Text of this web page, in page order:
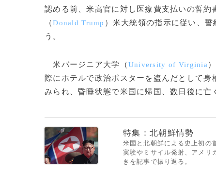
認める前、米高官に対し医療費支払いの誓
（Donald Trump ）米大統領の指示に従い、
う。
米バージニア大学（University of Virginia
際にホテルで政治ポスターを盗んだとして
みられ、昏睡状態で米国に帰国、数日後に亡
特集：北朝鮮情勢
米国と北朝鮮による史上初の
実験やミサイル発射、アメリ
きを記事で振り返る。